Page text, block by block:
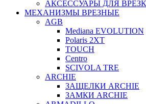
АКСЕССУАРЫ ДЛЯ
МЕХАНИЗМЫ ВРЕЗНЫЕ
AGB
Mediana EVOLUTION
Polaris 2XT
TOUCH
Centro
SCIVOLA TRE
ARCHIE
ЗАЩЕЛКИ ARCHIE
ЗАМКИ ARCHIE